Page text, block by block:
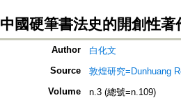
中國硬筆書法史的開創性
Author
白化文
Source
敦煌研究=Dunhuang
Volume
n.3 (總號=n.109)